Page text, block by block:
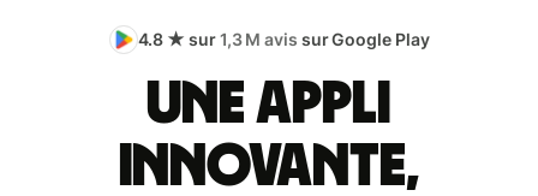
4.8 ★ sur1,3 M avis sur Google Play
Une appli
innovante,